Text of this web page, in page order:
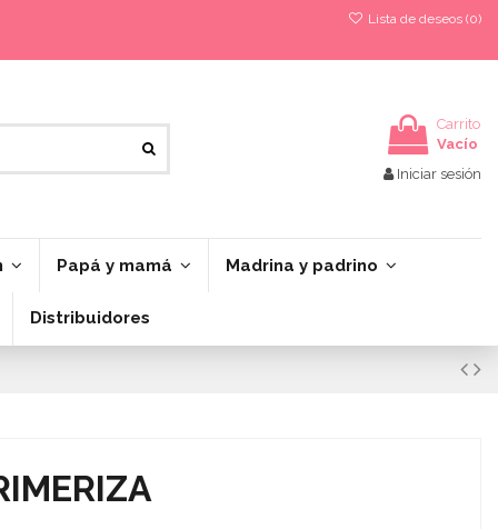
Lista de deseos (0)
Carrito
Vacío
Iniciar sesión
Papá y mamá Madrina y padrino
Distribuidores